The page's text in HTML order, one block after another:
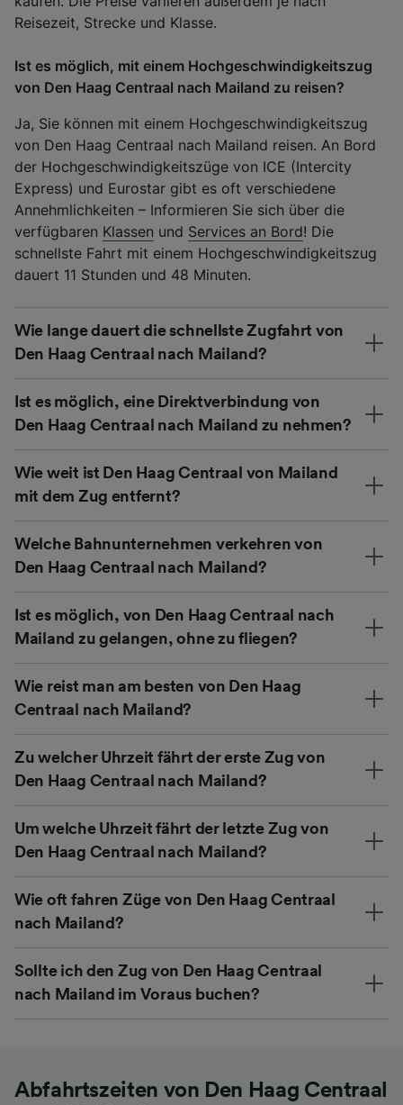
Reisezeit, Strecke und Klasse.
Ist es möglich, mit einem Hochgeschwindigkeitszug
von Den Haag Centraal nach Mailand zu reisen?
Ja, Sie können mit einem Hochgeschwindigkeitszug
von Den Haag Centraal nach Mailand reisen. An Bord
der Hochgeschwindigkeitszüge von ICE (Intercity
Express) und Eurostar gibt es oft verschiedene
Annehmlichkeiten – Informieren Sie sich über die
verfügbaren Klassen und Services an Bord! Die
schnellste Fahrt mit einem Hochgeschwindigkeitszug
dauert 11 Stunden und 48 Minuten.
Wie lange dauert die schnellste Zugfahrt von
Den Haag Centraal nach Mailand?
Ist es möglich, eine Direktverbindung von
Den Haag Centraal nach Mailand zu nehmen?
Wie weit ist Den Haag Centraal von Mailand
mit dem Zug entfernt?
Welche Bahnunternehmen verkehren von
Den Haag Centraal nach Mailand?
Ist es möglich, von Den Haag Centraal nach
Mailand zu gelangen, ohne zu fliegen?
Wie reist man am besten von Den Haag
Centraal nach Mailand?
Zu welcher Uhrzeit fährt der erste Zug von
Den Haag Centraal nach Mailand?
Um welche Uhrzeit fährt der letzte Zug von
Den Haag Centraal nach Mailand?
Wie oft fahren Züge von Den Haag Centraal
nach Mailand?
Sollte ich den Zug von Den Haag Centraal
nach Mailand im Voraus buchen?
Abfahrtszeiten von Den Haag Centraal